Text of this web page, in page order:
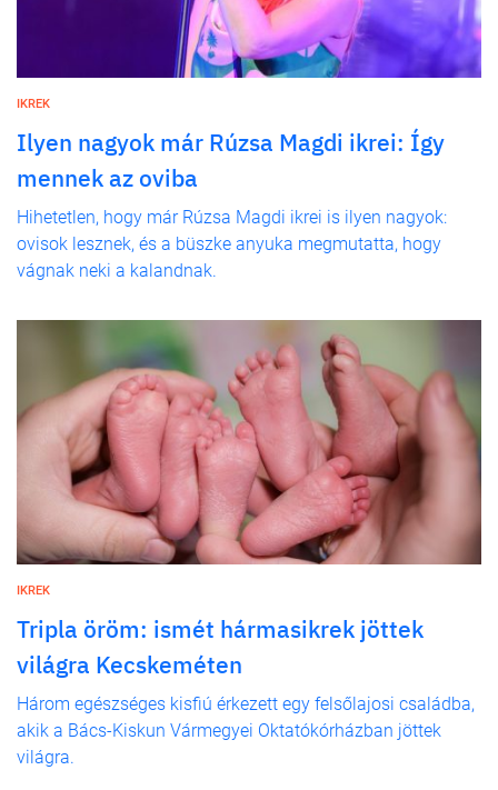
IKREK
Ilyen nagyok már Rúzsa Magdi ikrei: Így
mennek az oviba
Hihetetlen, hogy már Rúzsa Magdi ikrei is ilyen nagyok:
ovisok lesznek, és a büszke anyuka megmutatta, hogy
vágnak neki a kalandnak.
IKREK
Tripla öröm: ismét hármasikrek jöttek
világra Kecskeméten
Három egészséges kisfiú érkezett egy felsőlajosi családba,
akik a Bács-Kiskun Vármegyei Oktatókórházban jöttek
világra.